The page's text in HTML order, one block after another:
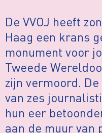
De VVOJ heeft
Haag een krans
monument voor
Tweede
zijn vermoord.
van zes
hun eer
aan de muur van